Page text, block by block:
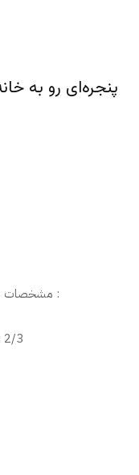
پنجره‌ای رو به
مشخصات دریافت شبکه ایران فردا در ماهواره ترکمنعالم :
2/3